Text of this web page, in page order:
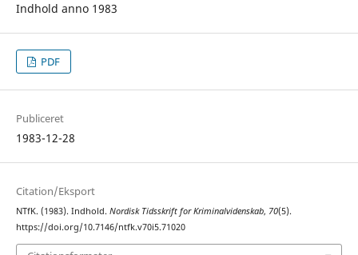
Indhold anno 1983
PDF
Publiceret
1983-12-28
Citation/Eksport
NTfK. (1983). Indhold. Nordisk Tidsskrift for Kriminalvidenskab, 70(5).
https://doi.org/10.7146/ntfk.v70i5.71020